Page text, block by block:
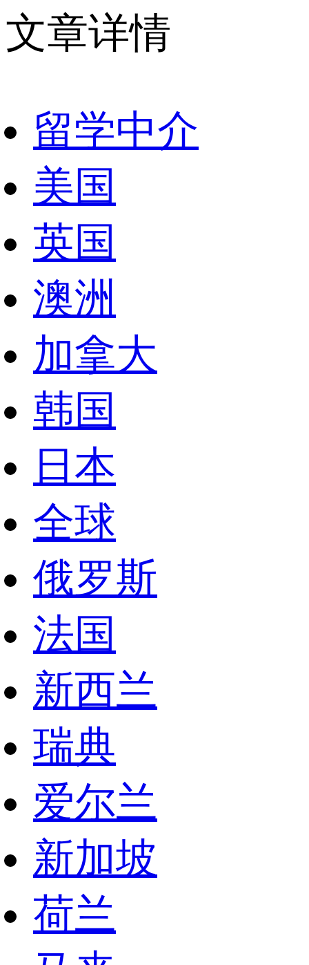
文章详情
留学中介
美国
英国
澳洲
加拿大
韩国
日本
全球
俄罗斯
法国
新西兰
瑞典
爱尔兰
新加坡
荷兰